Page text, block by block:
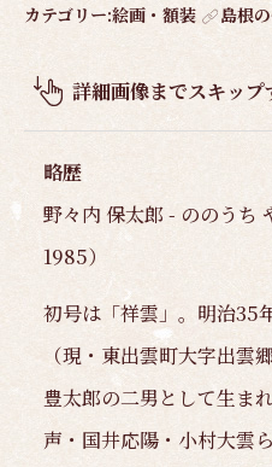
作
概
要
カテゴリー:絵画・額装 島根
詳細画像までスキップ
略歴
野々内 保太郎 - ののうち
1985）
初号は「祥雲」。明治35
（現・東出雲町大字出雲
豊太郎の二男として生ま
声・国井応陽・小村大雲